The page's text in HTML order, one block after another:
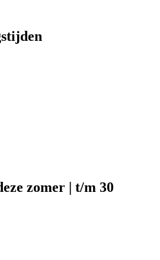
zomer | t/m 30